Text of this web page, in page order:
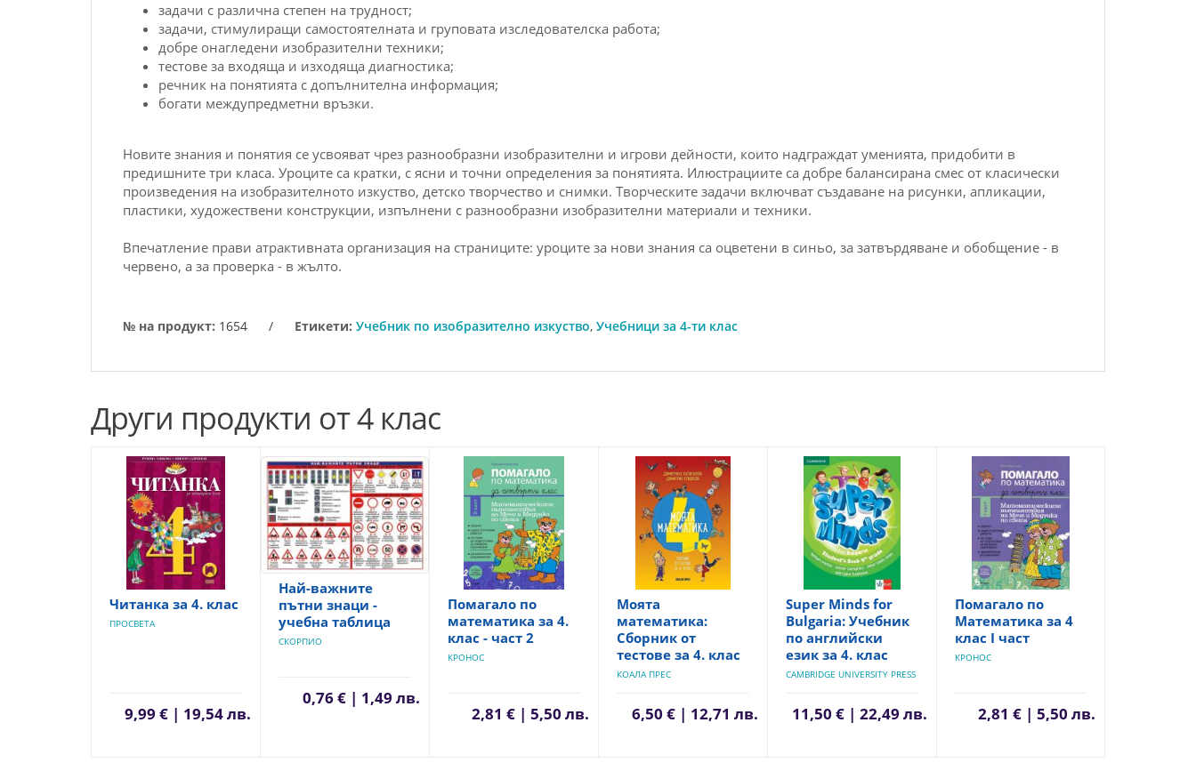
задачи с различна степен на трудност;
задачи, стимулиращи самостоятелната и груповата изследователска работа;
добре онагледени изобразителни техники;
тестове за входяща и изходяща диагностика;
речник на понятията с допълнителна информация;
богати междупредметни връзки.
Новите знания и понятия се усвояват чрез разнообразни изобразителни и игрови дейности, които надграждат уменията, придобити в
предишните три класа. Уроците са кратки, с ясни и точни определения за понятията. Илюстрациите са добре балансирана смес от класически
произведения на изобразителното изкуство, детско творчество и снимки. Творческите задачи включват създаване на рисунки, апликации,
пластики, художествени конструкции, изпълнени с разнообразни изобразителни материали и техники.
Впечатление прави атрактивната организация на страниците: уроците за нови знания са оцветени в синьо, за затвърдяване и обобщение - в
червено, а за проверка - в жълто.
№ на продукт: 1654 / Етикети: Учебник по изобразително изкуство, Учебници за 4-ти клас
Други продукти от 4 клас
Читанка за 4. клас
ПРОСВЕТА
9,99 € | 19,54 лв.
Най-важните
пътни знаци -
учебна таблица
СКОРПИО
0,76 € | 1,49 лв.
Помагало по
математика за 4.
клас - част 2
КРОНОС
2,81 € | 5,50 лв.
Моята
математика:
Сборник от
тестове за 4. клас
КОАЛА ПРЕС
6,50 € | 12,71 лв.
Super Minds for
Bulgaria: Учебник
по английски
език за 4. клас
CAMBRIDGE UNIVERSITY PRESS
11,50 € | 22,49 лв.
Помагало по
Математика за 4
клас I част
КРОНОС
2,81 € | 5,50 лв.